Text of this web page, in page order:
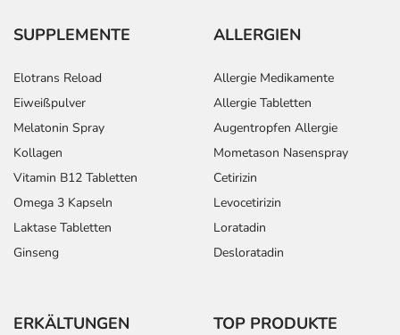
SUPPLEMENTE
Elotrans Reload
Eiweißpulver
Melatonin Spray
Kollagen
Vitamin B12 Tabletten
Omega 3 Kapseln
Laktase Tabletten
Ginseng
ALLERGIEN
Allergie Medikamente
Allergie Tabletten
Augentropfen Allergie
Mometason Nasenspray
Cetirizin
Levocetirizin
Loratadin
Desloratadin
ERKÄLTUNGEN TOP PRODUKTE